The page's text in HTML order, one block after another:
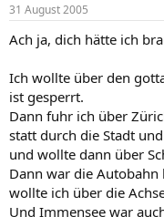
31 August 2005
Ach ja, dich hätte ich
Ich wollte über den
ist gesperrt.
Dann fuhr ich über
statt durch die Stadt
und wollte dann über
Dann war die Autobahn
wollte ich über die
Und Immensee war